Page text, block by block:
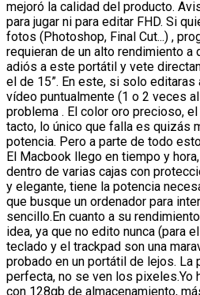
mejoró la calidad del producto.
para jugar ni para editar FHD. Si
fotos (Photoshop, Final Cut...) ,
requieran de un alto rendimiento a
adiós a este portátil y vete
el de 15”. En este, si solo
vídeo puntualmente (1 o 2 veces
problema . El color oro precioso,
tacto, lo único que falla es quizás
potencia. Pero a parte de todo
El Macbook llego en tiempo y
dentro de varias cajas con
y elegante, tiene la potencia
que busque un ordenador para
sencillo.En cuanto a su
idea, ya que no edito nunca (para
teclado y el trackpad son una
probado en un portátil de lejos. La
perfecta, no se ven los pixeles.Yo
con 128gb de almacenamiento,